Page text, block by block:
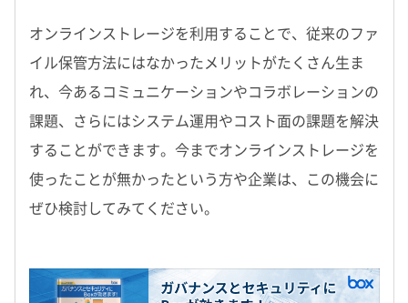
オンラインストレージを利用することで、従来のファ
イル保管方法にはなかったメリットがたくさん生ま
れ、今あるコミュニケーションやコラボレーションの
課題、さらにはシステム運用やコスト面の課題を解決
することができます。今までオンラインストレージを
使ったことが無かったという方や企業は、この機会に
ぜひ検討してみてください。